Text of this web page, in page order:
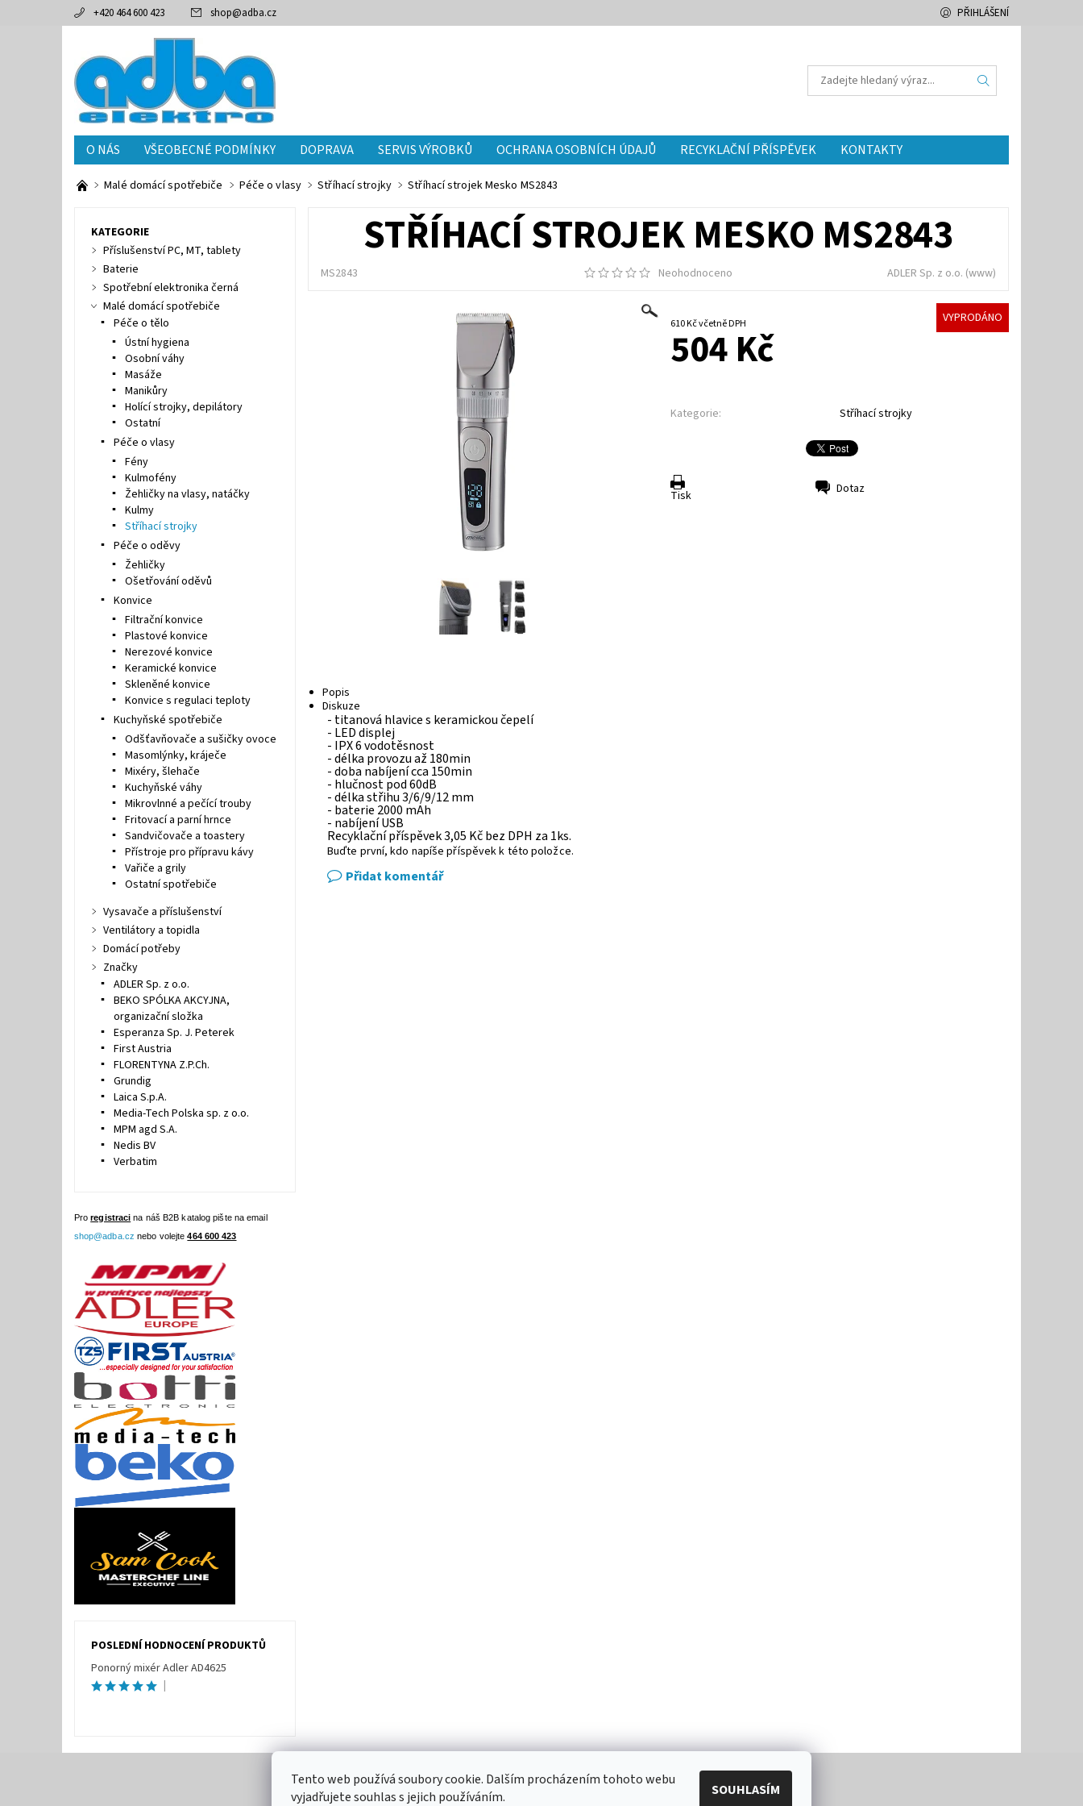
+420 464 600 423 shop@adba.cz PŘIHLÁŠENÍ
O NÁS VŠEOBECNÉ PODMÍNKY DOPRAVA SERVIS VÝROBKŮ OCHRANA OSOBNÍCH ÚDAJŮ RECYKLAČNÍ PŘÍSPĚVEK KONTAKTY
Malé domácí spotřebiče Péče o vlasy Stříhací strojky Stříhací strojek Mesko MS2843
STŘÍHACÍ STROJEK MESKO MS2843
MS2843 Neohodnoceno ADLER Sp. z o.o. (www)
610 Kč včetně DPH VYPRODÁNO
504 Kč
Kategorie: Stříhací strojky
Tisk Dotaz
Popis
Diskuze
- titanová hlavice s keramickou čepelí
- LED displej
- IPX 6 vodotěsnost
- délka provozu až 180min
- doba nabíjení cca 150min
- hlučnost pod 60dB
- délka střihu 3/6/9/12 mm
- baterie 2000 mAh
- nabíjení USB
Recyklační příspěvek 3,05 Kč bez DPH za 1ks.
Buďte první, kdo napíše příspěvek k této položce.
Přidat komentář
KATEGORIE
Příslušenství PC, MT, tablety
Baterie
Spotřební elektronika černá
Malé domácí spotřebiče
Péče o tělo
Ústní hygiena
Osobní váhy
Masáže
Manikůry
Holící strojky, depilátory
Ostatní
Péče o vlasy
Fény
Kulmofény
Žehličky na vlasy, natáčky
Kulmy
Stříhací strojky
Péče o oděvy
Žehličky
Ošetřování oděvů
Konvice
Filtrační konvice
Plastové konvice
Nerezové konvice
Keramické konvice
Skleněné konvice
Konvice s regulaci teploty
Kuchyňské spotřebiče
Odšťavňovače a sušičky ovoce
Masomlýnky, kráječe
Mixéry, šlehače
Kuchyňské váhy
Mikrovlnné a pečící trouby
Fritovací a parní hrnce
Sandvičovače a toastery
Přístroje pro přípravu kávy
Vařiče a grily
Ostatní spotřebiče
Vysavače a příslušenství
Ventilátory a topidla
Domácí potřeby
Značky
ADLER Sp. z o.o.
BEKO SPÓLKA AKCYJNA,
organizační složka
Esperanza Sp. J. Peterek
First Austria
FLORENTYNA Z.P.Ch.
Grundig
Laica S.p.A.
Media-Tech Polska sp. z o.o.
MPM agd S.A.
Nedis BV
Verbatim
Proregistraci na náš B2B katalog pište na email
shop@adba.cz nebo volejte464 600 423
POSLEDNÍ HODNOCENÍ PRODUKTŮ
Ponorný mixér Adler AD4625
|
eshop - elektrodvorak.cz
Tento web používá soubory cookie. Dalším procházením tohoto webu
vyjadřujete souhlas s jejich používáním.
SOUHLASÍM